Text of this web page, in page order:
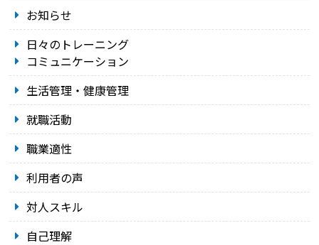
お知らせ
日々のトレーニング
コミュニケーション
生活管理・健康管理
就職活動
職業適性
利用者の声
対人スキル
自己理解